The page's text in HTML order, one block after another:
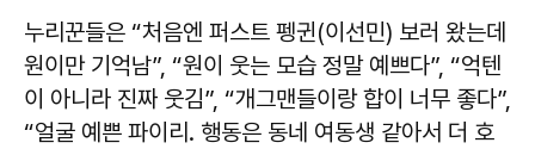
누리꾼들은 “처음엔 퍼스트 펭귄(이선민) 보러 왔는데
원이만 기억남”, “원이 웃는 모습 정말 예쁘다”, “억텐
이 아니라 진짜 웃김”, “개그맨들이랑 합이 너무 좋다”,
“얼굴 예쁜 파이리. 행동은 동네 여동생 같아서 더 호